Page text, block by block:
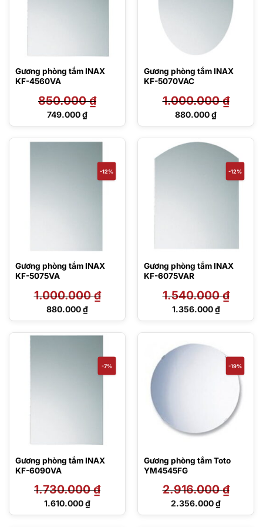
Gương phòng tắm INAX
KF-4560VA
850.000₫
Giá
850.000 ₫.
749.000₫
Giá
tại
749.000 ₫.
Gương phòng tắm INAX
KF-5070VAC
1.000.000₫
Giá
1.000.000 ₫.
880.000₫
Giá
tại
880.000 ₫.
-12%
Gương phòng tắm INAX
KF-5075VA
1.000.000₫
Giá
1.000.000 ₫.
880.000₫
Giá
tại
880.000 ₫.
-12%
Gương phòng tắm INAX
KF-6075VAR
1.540.000₫
Giá
1.540.000 ₫.
1.356.000₫
Giá
là:
1.356.000 ₫.
-7%
Gương phòng tắm INAX
KF-6090VA
1.730.000₫
Giá
1.610.000₫
Giá
-19%
Gương phòng tắm Toto
YM4545FG
2.916.000₫
Giá
2.356.000₫
Giá